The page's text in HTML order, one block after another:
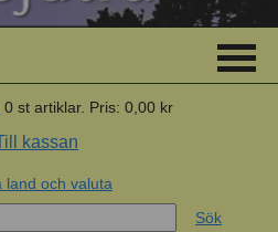
0 st artiklar. Pris: 0,00 kr
kassan
land och valuta
Sök